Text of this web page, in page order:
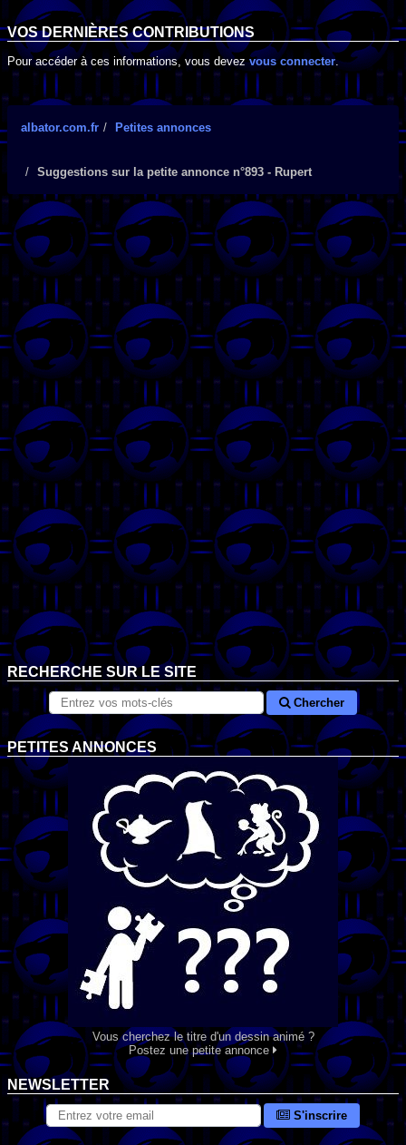
VOS DERNIÈRES CONTRIBUTIONS
Pour accéder à ces informations, vous devezvous connecter.
albator.com.fr Petites annonces
Suggestions sur la petite annonce n°893 - Rupert
RECHERCHE SUR LE SITE
Chercher
PETITES ANNONCES
Vous cherchez le titre d'un dessin animé ?
Postez une petite annonce
NEWSLETTER
S'inscrire